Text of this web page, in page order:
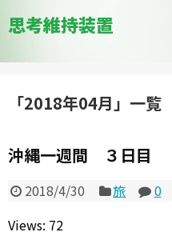
思考維持装置
「2018年04月」 一覧
沖縄一週間 ３日目
2018/4/30 旅
0
Views: 72